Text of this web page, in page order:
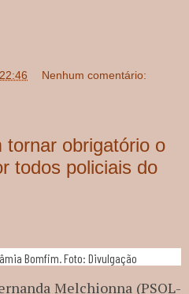
22:46 Nenhum comentário:
tornar obrigatório o
todos policiais do
Bomfim. Foto: Divulgação
Melchionna (PSOL-